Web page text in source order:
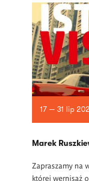
17 — 31 lip
Marek
Zapraszamy na
której wernisaż